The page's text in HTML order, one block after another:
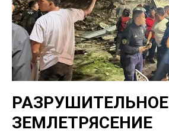
РАЗРУШИТЕЛЬНОЕ
ЗЕМЛЕТРЯСЕНИЕ